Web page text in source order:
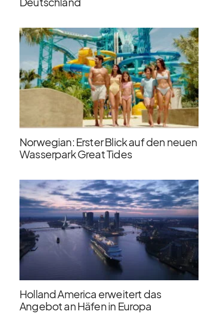
Norwegian: Erster Blick auf den neuen
Wasserpark Great Tides
Holland America erweitert das
Angebot an Häfen in Europa